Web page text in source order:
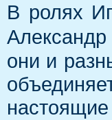
В ролях
они и